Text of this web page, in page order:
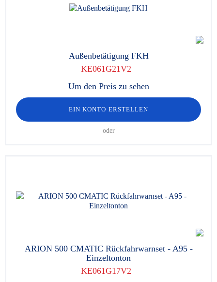
Außenbetätigung FKH
KE061G21V2
Um den Preis zu sehen
EIN KONTO ERSTELLEN
oder
ARION 500 CMATIC Rückfahrwarnset - A95 -
Einzeltonton
KE061G17V2